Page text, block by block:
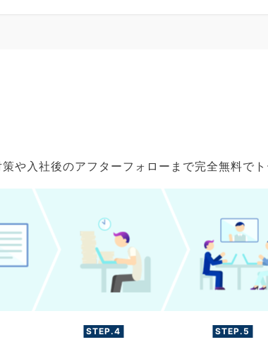
や入社後のアフターフォローまで完全無料でト
STEP.4 STEP.5